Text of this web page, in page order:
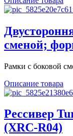
сменой;
Рамки с боковой
Описание товара
Рессивер
(XRC-R04)